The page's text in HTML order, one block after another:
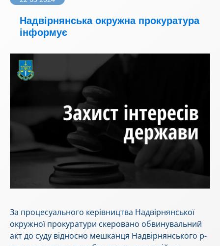
Надвірнянська окружна прокуратура
інформує
За процесуального керівництва Надвірнянської
окружної прокуратури скеровано обвинувальний
акт до суду відносно мешканця Надвірнянського р-